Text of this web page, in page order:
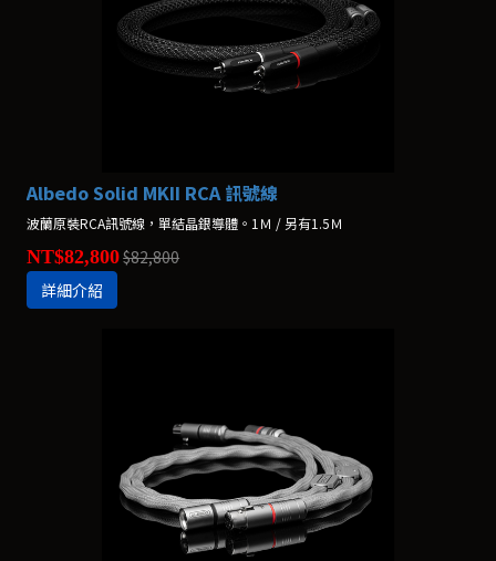
Albedo Solid MKII RCA 訊號線
波蘭原裝RCA訊號線，單結晶銀導體。1Ｍ / 另有1.5Ｍ
NT$82,800$82,800
詳細介紹